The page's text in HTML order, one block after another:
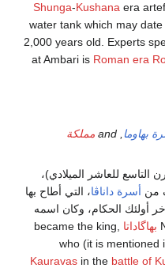
Shunga-Kushanaera
water tank which may
2,000 years old.
at Ambari isRoman
, and
مملكة
للعاشر الميلادي)،
أسرة داناڤا، التي أطاح بها
الحكام، وكان اسمه
became the king,
who (it is
Kauravasin thebattle